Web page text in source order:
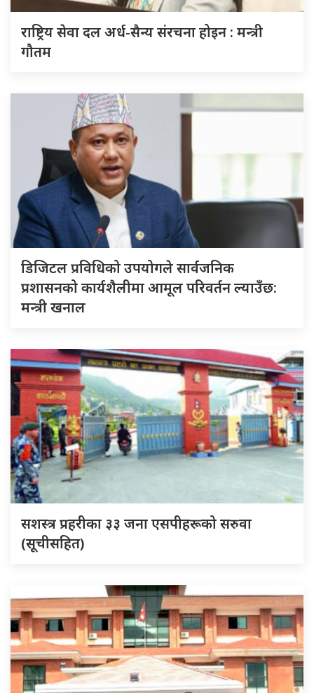
राष्ट्रिय सेवा दल अर्ध-सैन्य संरचना होइन : मन्त्री
गौतम
डिजिटल प्रविधिको उपयोगले सार्वजनिक
प्रशासनको कार्यशैलीमा आमूल परिवर्तन ल्याउँछ:
मन्त्री खनाल
सशस्त्र प्रहरीका ३३ जना एसपीहरूको सरुवा
(सूचीसहित)